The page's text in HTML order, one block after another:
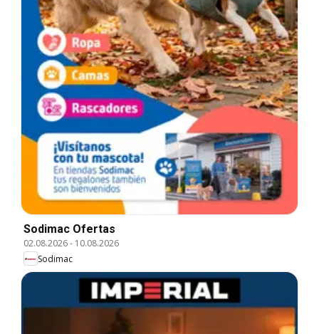
Sodimac Ofertas
02.08.2026- 10.08.2026
Sodimac